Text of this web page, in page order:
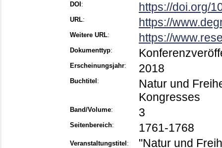
DOI : https://doi.org/
URL: https://
Weitere URL: https://
Dokumenttyp:
Erscheinungsjahr: 2018
Buchtitel :
Natur und
Kongresses
Band/Volume: 3
Seitenbereich: 1761-1768
Veranstaltungstitel : "Natur und